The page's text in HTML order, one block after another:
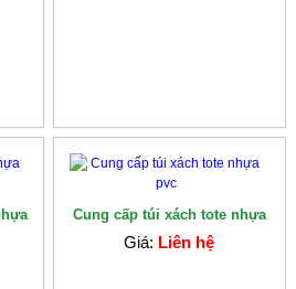
Cung cấp túi xách tote nhựa
pvc
Giá: Liên hệ